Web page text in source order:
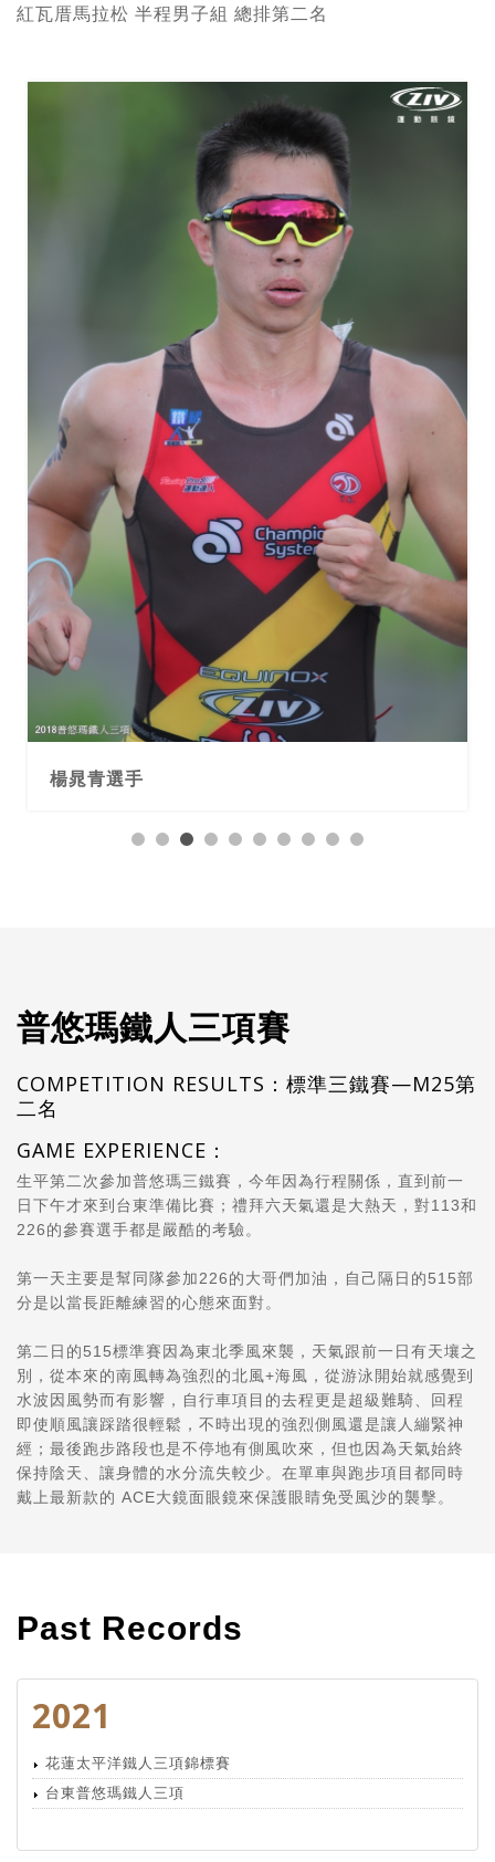
紅瓦厝馬拉松 半程男子組 總排第二名
楊晁青選手
普悠瑪鐵人三項賽
COMPETITION RESULTS：標準三鐵賽—M25第
二名
GAME EXPERIENCE：
生平第二次參加普悠瑪三鐵賽，今年因為行程關係，直到前一
日下午才來到台東準備比賽；禮拜六天氣還是大熱天，對113和
226的參賽選手都是嚴酷的考驗。
第一天主要是幫同隊參加226的大哥們加油，自己隔日的515部
分是以當長距離練習的心態來面對。
第二日的515標準賽因為東北季風來襲，天氣跟前一日有天壤之
別，從本來的南風轉為強烈的北風+海風，從游泳開始就感覺到
水波因風勢而有影響，自行車項目的去程更是超級難騎、回程
即使順風讓踩踏很輕鬆，不時出現的強烈側風還是讓人繃緊神
經；最後跑步路段也是不停地有側風吹來，但也因為天氣始終
保持陰天、讓身體的水分流失較少。在單車與跑步項目都同時
戴上最新款的 ACE大鏡面眼鏡來保護眼睛免受風沙的襲擊。
Past Records
2021
花蓮太平洋鐵人三項錦標賽
台東普悠瑪鐵人三項